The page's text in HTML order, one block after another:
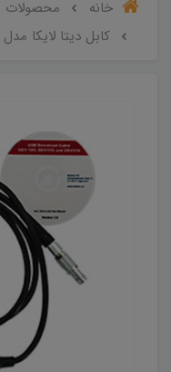
خانه محصولات
کابل دیتا لایکا مدل GEV189